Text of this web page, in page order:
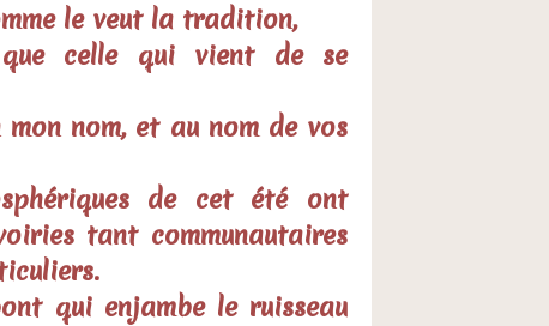
le veut la tradition,
celle qui vient de se
nom, et au nom de vos
de cet été ont
tant communautaires
qui enjambe le ruisseau